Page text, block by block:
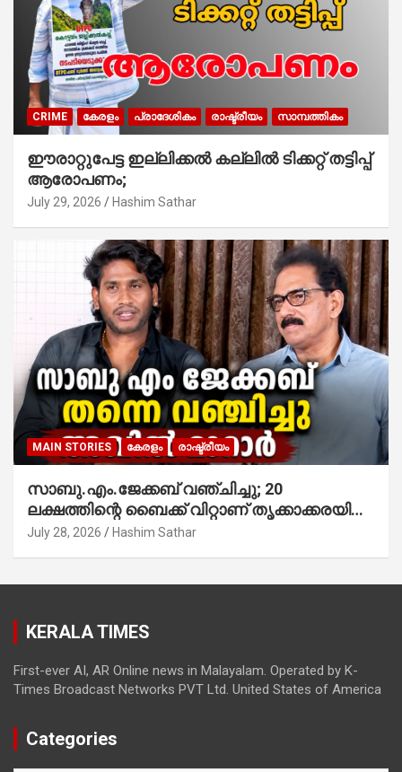
CRIME കേരളം പ്രാദേശികം രാഷ്ട്രീയം സാമ്പത്തികം
ഈരാറ്റുപേട്ട ഇല്ലിക്കൽ കല്ലിൽ ടിക്കറ്റ് തട്ടിപ്പ്
ആരോപണം;
July 29, 2026 Hashim Sathar
MAIN STORIES കേരളം രാഷ്ട്രീയം
സാബു.എം.ജേക്കബ് വഞ്ചിച്ചു; 20
ലക്ഷത്തിന്റെ ബൈക്ക് വിറ്റാണ് തൃക്കാക്കരയില്‍
മത്സരിച്ചത്! പ്രചാരണത്തിന് രണ്ടേ രണ്ടുപേര്‍
അഖില്‍ മാരാര്‍ ട്വന്റി 20 വിട്ടു
July 28, 2026 Hashim Sathar
KERALA TIMES
First-ever AI, AR Online news in Malayalam. Operated by K-
Times Broadcast Networks PVT Ltd. United States of America
Categories